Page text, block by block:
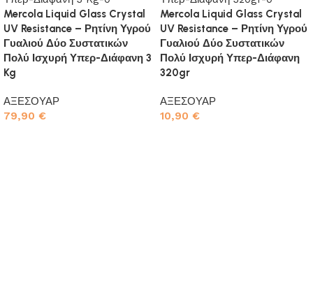
Mercola Liquid Glass Crystal
UV Resistance – Ρητίνη Υγρού
Γυαλιού Δύο Συστατικών
Πολύ Ισχυρή Υπερ-Διάφανη 3
Kg
ΑΞΕΣΟΥΑΡ
79,90 €
Mercola Liquid Glass Crystal
UV Resistance – Ρητίνη Υγρού
Γυαλιού Δύο Συστατικών
Πολύ Ισχυρή Υπερ-Διάφανη
320gr
ΑΞΕΣΟΥΑΡ
10,90 €